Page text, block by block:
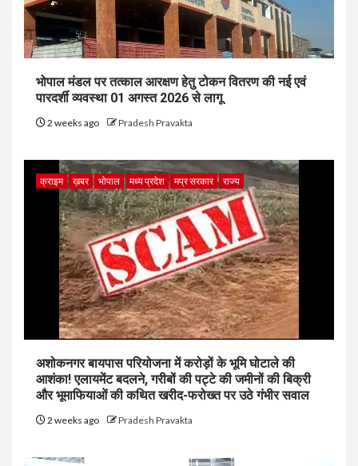
भोपाल मंडल पर तत्काल आरक्षण हेतु टोकन वितरण की नई एवं
पारदर्शी व्यवस्था 01 अगस्त 2026 से लागू
2 weeks ago Pradesh Pravakta
क्राइम ख़बर भोपाल मध्य प्रदेश मप्र सरकार राज्य
अशोकनगर बायपास परियोजना में करोड़ों के भूमि घोटाले की
आशंका! एलायमेंट बदलने, गरीबों की पट्टे की जमीनों की बिक्री
और भूमाफियाओं की कथित खरीद-फरोख्त पर उठे गंभीर सवाल
2 weeks ago Pradesh Pravakta